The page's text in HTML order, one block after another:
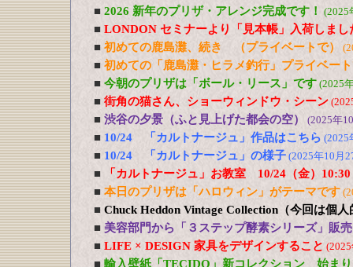
■ 2026 新年のプリザ・アレンジ完成です！ (2025
■ LONDON セミナーより「見本帳」入荷しまし
■ 初めての鹿島灘、続き （プライベートで）
■ 初めての「鹿島灘・ヒラメ釣行」プライベー
■ 今朝のプリザは「ボール・リース」です (2025
■ 街角の猫さん、ショーウィンドウ・シーン
■ 渋谷の夕景（ふと見上げた都会の空） (2025年
■ 10/24 「カルトナージュ」作品はこちら (2025
■ 10/24 「カルトナージュ」の様子 (2025年10月
■
「カルトナージュ」お教室 10/24（金）10:30
■ 本日のプリザは「ハロウィン」がテーマです
■ Chuck Heddon Vintage Collection（今回は個
■ 美容部門から「３ステップ酵素シリーズ」販
■ LIFE × DESIGN 家具をデザインすること
■ 輸入壁紙「TECIDO」新コレクション 始ま